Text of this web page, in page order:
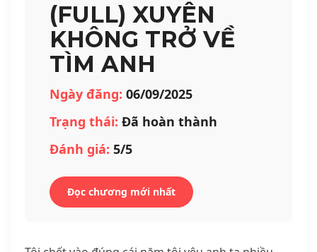
(FULL) XUYÊN
KHÔNG TRỞ VỀ
TÌM ANH
Ngày đăng: 06/09/2025
Trạng thái: Đã hoàn thành
Đánh giá: 5/5
Đọc chương mới nhất